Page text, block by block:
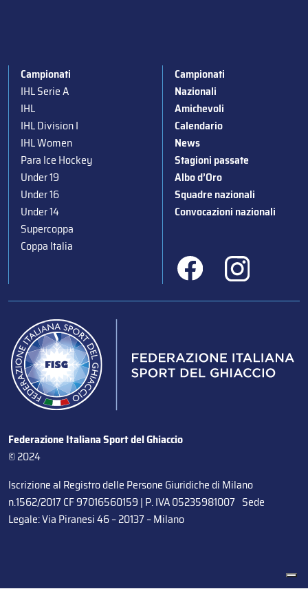
Campionati
IHL Serie A
IHL
IHL Division I
IHL Women
Para Ice Hockey
Under 19
Under 16
Under 14
Supercoppa
Coppa Italia
Campionati
Nazionali
Amichevoli
Calendario
News
Stagioni passate
Albo d’Oro
Squadre nazionali
Convocazioni nazionali
Federazione Italiana Sport del Ghiaccio
© 2024
Iscrizione al Registro delle Persone Giuridiche di Milano
n.1562/2017 CF 97016560159 | P. IVA 05235981007 Sede
Legale: Via Piranesi 46 – 20137 – Milano